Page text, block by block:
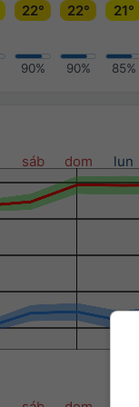
22° 22° 21°
90% 90% 85%
sáb dom lun